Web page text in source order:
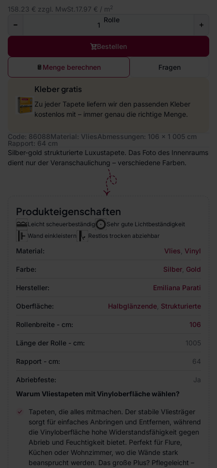
158.23 € zzgl. MwSt. 17.97 € / m2
Rolle
Bestellen
Menge berechnen Fragen
Kleber gratis
Zu jeder Tapete liefern wir den passenden Kleber
kostenlos mit – immer genau die richtige Menge.
Code: 86088Material: VliesAbmessungen: 106 x 1 005 cm
Rapport: 64 cm
Silber-gold strukturierte Luxustapete. Das Foto des Innenraums
dient nur der Veranschaulichung – verschiedene Farben.
Produkteigenschaften
Leicht scheuerbeständig
Sehr gute Lichtbeständigkeit
Wand einkleistern
Restlos trocken abziehbar
Material: Vlies Vinyl
Farbe: Silber Gold
Hersteller: Emiliana Parati
Oberfläche: Halbglänzende Strukturierte
Rollenbreite - cm: 106
Länge der Rolle - cm: 1005
Rapport - cm: 64
Abriebfeste:
Ja
Warum Vliestapeten mit Vinyloberfläche wählen?
Tapeten, die alles mitmachen. Der stabile Vliesträger
sorgt für einfaches Anbringen und Entfernen, während
die Vinyloberfläche hohe Widerstandsfähigkeit gegen
Abrieb und Feuchtigkeit bietet. Perfekt für Flure,
Küchen oder Wohnzimmer, wo die Wände stark
beansprucht werden. Das große Plus? Pflegeleicht –